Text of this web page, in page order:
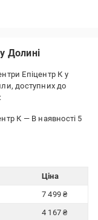
Долині
Епіцентр К у
доступних до
К — В наявності 5
Ціна
7 499 ₴
4 167 ₴